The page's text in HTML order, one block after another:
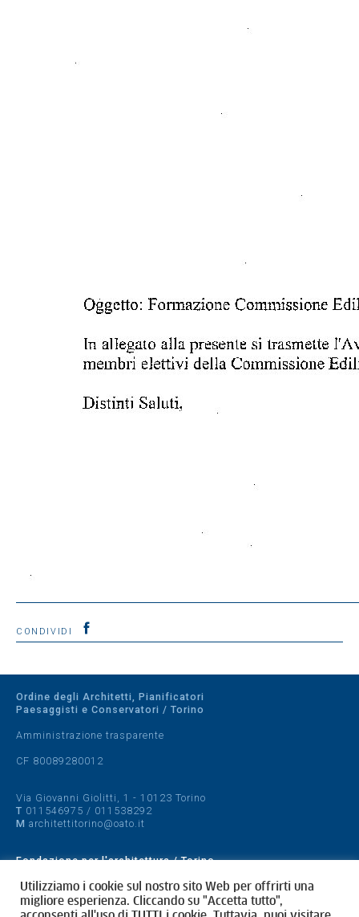
CONDIVIDI
Ordine degli Architetti, Pianificatori
Paesaggisti e Conservatori / Torino
Amministrazione trasparente
CF 80089280012
Via Giovanni Giolitti, 1 - 10123 Torino
T 011546975 / 011538292
M architettitorino@oato.it
Fondazione per l'architettura / Torino
Designed by quattrolinee.it
Utilizziamo i cookie sul nostro sito Web per offrirti una
migliore esperienza. Cliccando su "Accetta tutto",